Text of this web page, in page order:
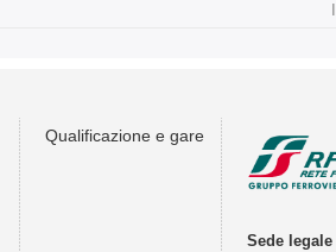
Qualificazione e gare
Sede legale